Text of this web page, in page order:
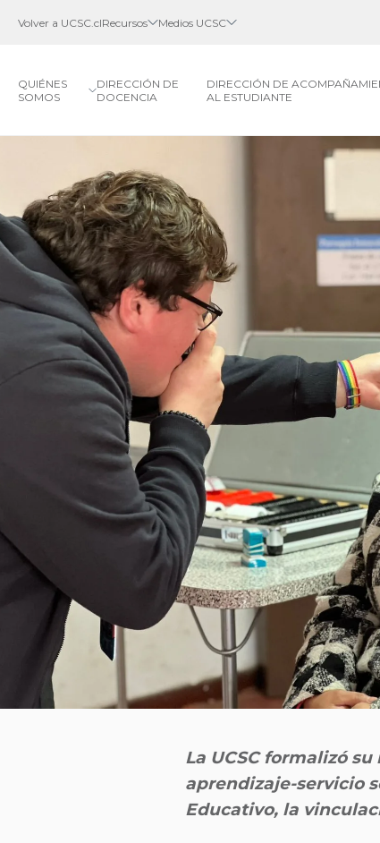
Volver a UCSC.clRecursos Medios UCSC
QUIÉNES
SOMOS
DIRECCIÓN DE
DOCENCIA
DIRECCIÓN DE
AL ESTUDIANTE
La UCSC formalizó
aprendizaje-servicio
Educativo, la